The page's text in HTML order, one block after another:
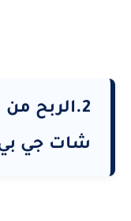
2.الربح
شات جي